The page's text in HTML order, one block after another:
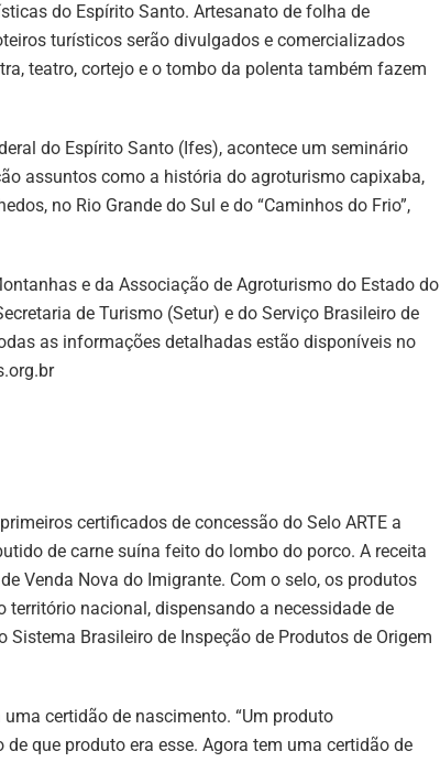
do Espírito Santo. Artesanato de folha de
turísticos serão divulgados e comercializados
teatro, cortejo e o tombo da polenta também fazem
do Espírito Santo (Ifes), acontece um seminário
assuntos como a história do agroturismo capixaba,
no Rio Grande do Sul e do “Caminhos do Frio”,
e da Associação de Agroturismo do Estado do
de Turismo (Setur) e do Serviço Brasileiro de
as informações detalhadas estão disponíveis no
certificados de concessão do Selo ARTE a
de carne suína feito do lombo do porco. A receita
Venda Nova do Imigrante. Com o selo, os produtos
nacional, dispensando a necessidade de
Sistema Brasileiro de Inspeção de Produtos de Origem
certidão de nascimento. “Um produto
que produto era esse. Agora tem uma certidão de